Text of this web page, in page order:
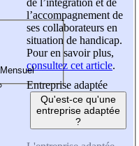
de l’intégration et de
l’accompagnement de
ses collaborateurs en
situation de handicap.
Pour en savoir plus,
consultez cet article.
Entreprise adaptée
Qu'est-ce qu'une
entreprise adaptée
?